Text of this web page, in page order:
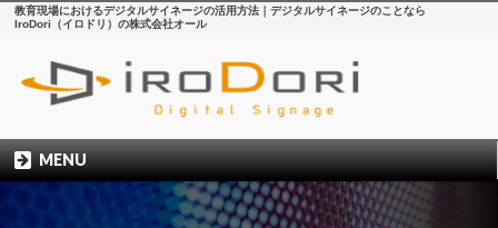
教育現場におけるデジタルサイネージの活用方法｜デジタルサイネージのことなら
IroDori（イロドリ）の株式会社オール
MENU